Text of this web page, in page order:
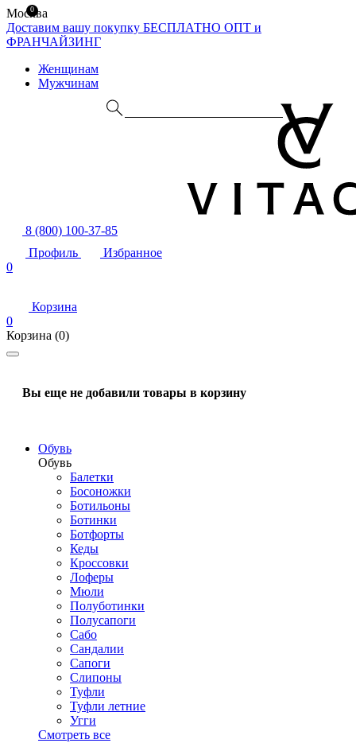
Москва
Доставим вашу покупку БЕСПЛАТНО ОПТ и
ФРАНЧАЙЗИНГ
Женщинам
Мужчинам
8 (800) 100-37-85
Профиль
Избранное
0
Корзина
0
Корзина (0)
Вы еще не добавили товары в корзину
Обувь
Обувь
Балетки
Босоножки
Ботильоны
Ботинки
Ботфорты
Кеды
Кроссовки
Лоферы
Мюли
Полуботинки
Полусапоги
Сабо
Сандалии
Сапоги
Слипоны
Туфли
Туфли летние
Угги
Смотреть все
0